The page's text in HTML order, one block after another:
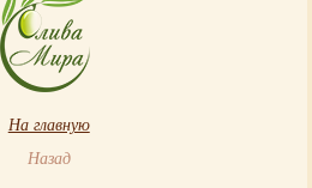
На главную
Назад